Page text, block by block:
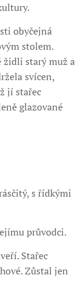
obyčejná
stolem.
židli starý muž a
svícen,
jí stařec
glazované
s řídkými
průvodci.
Stařec
Zůstal jen